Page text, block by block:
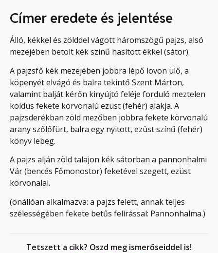
Címer eredete és jelentése
Álló, kékkel és zölddel vágott háromszögű pajzs, alsó
mezejében betolt kék színű hasított ékkel (sátor).
A pajzsfő kék mezejében jobbra lépő lovon ülő, a
köpenyét elvágó és balra tekintő Szent Márton,
valamint balját kérőn kinyújtó feléje forduló meztelen
koldus fekete körvonalú ezüst (fehér) alakja. A
pajzsderékban zöld mezőben jobbra fekete körvonalú
arany szőlőfürt, balra egy nyitott, ezüst színű (fehér)
könyv lebeg.
A pajzs alján zöld talajon kék sátorban a pannonhalmi
Vár (bencés Főmonostor) feketével szegett, ezüst
körvonalai.
(önállóan alkalmazva: a pajzs felett, annak teljes
szélességében fekete betűs felírással: Pannonhalma.)
Tetszett a cikk? Oszd meg ismerőseiddel is!